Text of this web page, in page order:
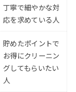
丁寧で細やかな対
応を求めている人
貯めたポイントで
お得にクリーニン
グしてもらいたい
人